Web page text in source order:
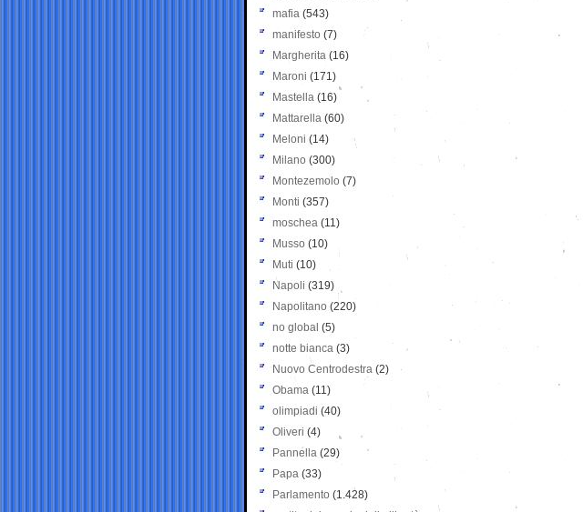
mafia (543)
manifesto (7)
Margherita (16)
Maroni (171)
Mastella (16)
Mattarella (60)
Meloni (14)
Milano (300)
Montezemolo (7)
Monti (357)
moschea (11)
Musso (10)
Muti (10)
Napoli (319)
Napolitano (220)
no global (5)
notte bianca (3)
Nuovo Centrodestra (2)
Obama (11)
olimpiadi (40)
Oliveri (4)
Pannella (29)
Papa (33)
Parlamento (1.428)